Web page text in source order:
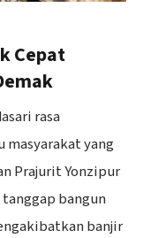
Cepat
rasa
yang
Prajurit Yonzipur
tanggap bangun
banjir